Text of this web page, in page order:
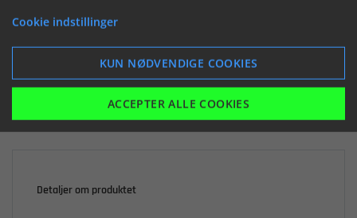
78,08 kr.inkl. moms
Detaljer om produktet
Cookie indstillinger
KUN NØDVENDIGE COOKIES
ACCEPTER ALLE COOKIES